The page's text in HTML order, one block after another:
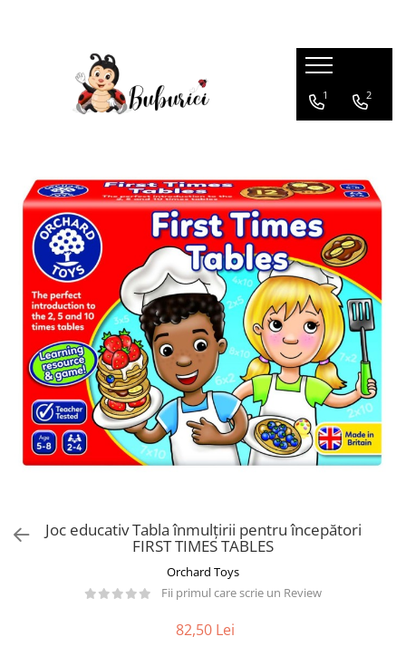
Accesorii
Exterior
Interior
Bucătărie
Pluș
Muzicale
Bebeluși
Diverse
Păpuși
Mașinuțe
0-1 Ani
8-10 Ani
1 2
Joc educativ Tabla înmulțirii pentru începători
FIRST TIMES TABLES
Orchard Toys
Fii primul care scrie un Review
82,50 Lei